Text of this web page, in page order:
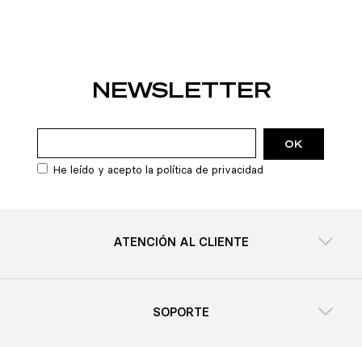
NEWSLETTER
He leído y acepto lapolítica de privacidad
ATENCIÓN AL CLIENTE
SOPORTE